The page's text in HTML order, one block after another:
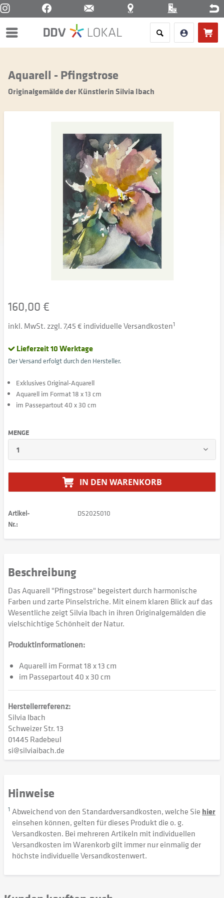
Menü
Aquarell - Pfingstrose
Originalgemälde der Künstlerin Silvia Ibach
160,00 €
inkl. MwSt. zzgl. 7,45 € individuelle Versandkosten1
Lieferzeit 10 Werktage
Der Versand erfolgt durch den Hersteller.
Exklusives Original-Aquarell
Aquarell im Format 18 x 13 cm
im Passepartout 40 x 30 cm
MENGE
IN DEN WARENKORB
Artikel-
Nr.:
DS2025010
Beschreibung
Das Aquarell "Pfingstrose" begeistert durch harmonische
Farben und zarte Pinselstriche. Mit einem klaren Blick auf das
Wesentliche zeigt Silvia Ibach in ihren Originalgemälden die
vielschichtige Schönheit der Natur.
Produktinformationen:
Aquarell im Format 18 x 13 cm
im Passepartout 40 x 30 cm
Herstellerreferenz:
Silvia Ibach
Schweizer Str. 13
01445 Radebeul
si@silviaibach.de
Hinweise
1 Abweichend von den Standardversandkosten, welche Sie hier
einsehen können, gelten für dieses Produkt die o. g.
Versandkosten. Bei mehreren Artikeln mit individuellen
Versandkosten im Warenkorb gilt immer nur einmalig der
höchste individuelle Versandkostenwert.